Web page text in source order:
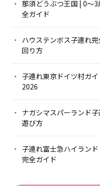
那須どうぶつ王国 | 0〜
全ガイド
ハウステンボス子連れ
回り方
子連れ東京ドイツ村ガ
2026
ナガシマスパーランド
遊び方
子連れ富士急ハイラン
完全ガイド